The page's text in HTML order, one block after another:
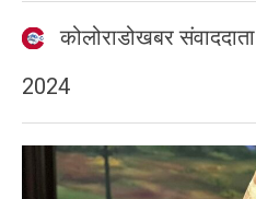
कोलोराडोखबर संवाददाता
2024